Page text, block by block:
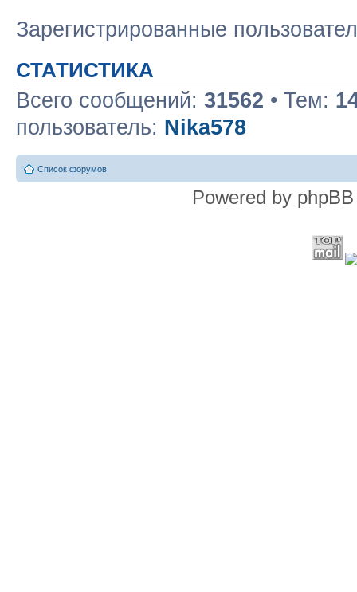
Зарегистрированные
СТАТИСТИКА
Всего сообщений: 31562 • Тем:
пользователь: Nika578
Список форумов
Powered by